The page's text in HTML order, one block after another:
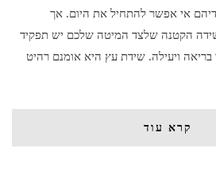
אי אפשר להתחיל את היום. אך
הקטנה שלצד המיטה שלכם יש תפקיד
בריאה ויעילה. שידת עץ היא אומנם רהיט
קרא עוד